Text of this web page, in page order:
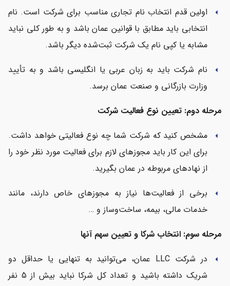
arrow_left
اولین قدم انتخاب نام تجاری مناسب برای شرکت است. نام
انتخابی باید مطابق با قوانین عمان باشد و به طور کلی نباید
مشابه یا کپی نام یک شرکت ثبت‌شده دیگر باشد.
arrow_left
نام شرکت باید به زبان عربی یا انگلیسی باشد و به تأیید
وزارت بازرگانی و صنعت عمان برسد.
مرحله دوم: تعیین نوع فعالیت شرکت
arrow_left
مشخص کنید که شرکت شما چه نوع فعالیتی خواهد داشت.
برای این کار باید مجوزهای لازم برای فعالیت مورد نظر خود را
از نهادهای مربوطه در عمان بگیرید.
arrow_left
برخی از فعالیت‌ها نیاز به مجوزهای خاص دارند، مانند
خدمات مالی، بیمه، ساخت‌وساز و …
مرحله سوم: انتخاب شرکا و تعیین سهم آنها
arrow_left
در شرکت LLC عمان، می‌توانید به تنهایی یا حداقل دو
شریک داشته باشید و تعداد کل شرکا نباید بیش از 5 نفر